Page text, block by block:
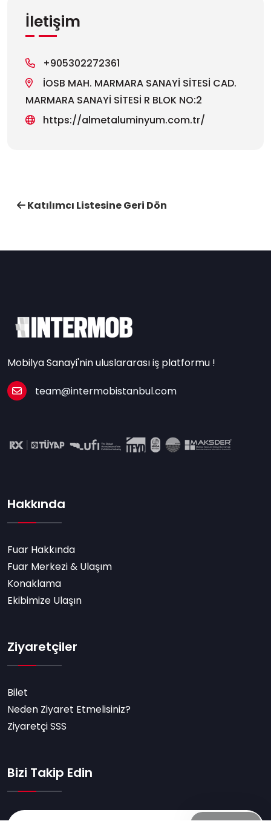
İletişim
+905302272361
İOSB MAH. MARMARA SANAYİ SİTESİ CAD.
MARMARA SANAYİ SİTESİ R BLOK NO:2
https://almetaluminyum.com.tr/
Katılımcı Listesine Geri Dön
Mobilya Sanayi'nin uluslararası iş platformu !
team@intermobistanbul.com
Hakkında
Fuar Hakkında
Fuar Merkezi & Ulaşım
Konaklama
Ekibimize Ulaşın
Ziyaretçiler
Bilet
Neden Ziyaret Etmelisiniz?
Ziyaretçi SSS
Bizi Takip Edin